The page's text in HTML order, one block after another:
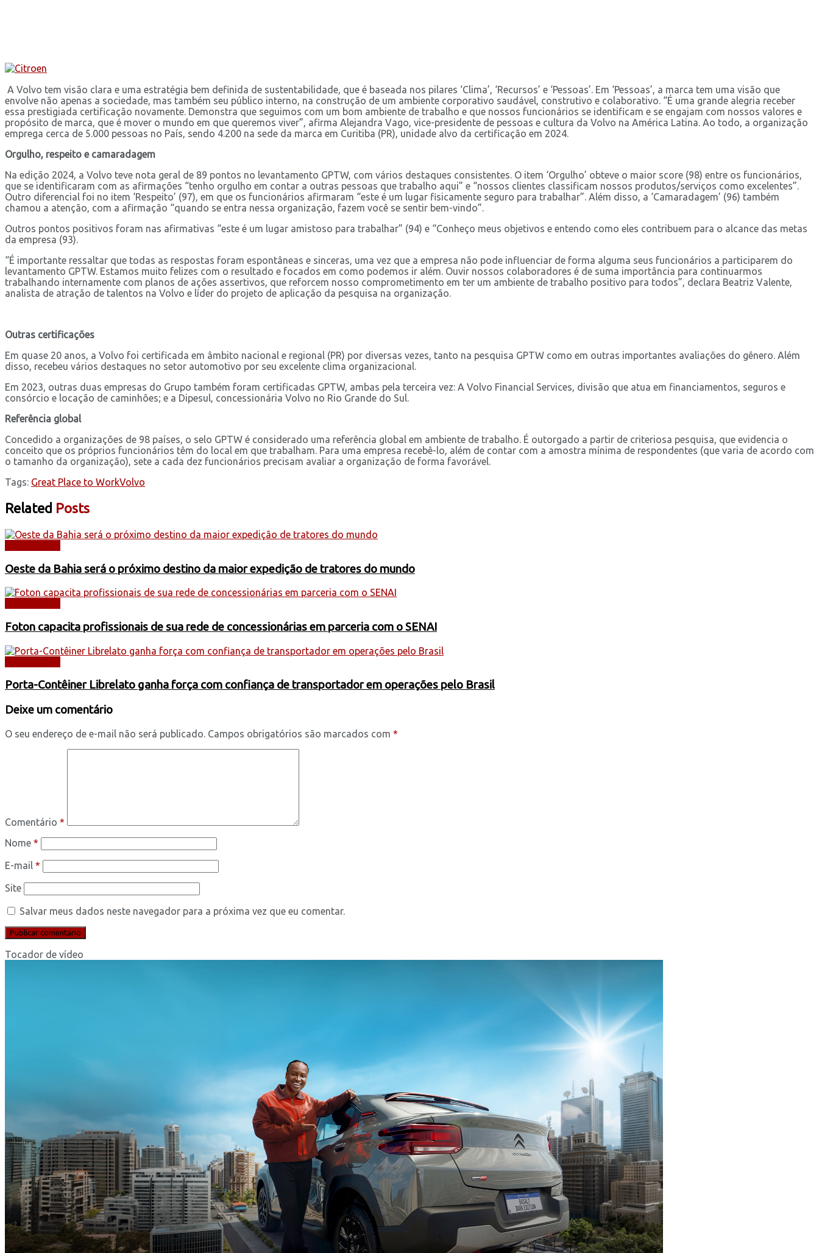
A Volvo tem visão clara e uma estratégia bem definida de sustentabilidade, que é baseada nos pilares ‘Clima’, ‘Recursos’ e ‘Pessoas’. Em ‘Pessoas’, a marca tem uma visão que
envolve não apenas a sociedade, mas também seu público interno, na construção de um ambiente corporativo saudável, construtivo e colaborativo. “É uma grande alegria receber
essa prestigiada certificação novamente. Demonstra que seguimos com um bom ambiente de trabalho e que nossos funcionários se identificam e se engajam com nossos valores e
propósito de marca, que é mover o mundo em que queremos viver”, afirma Alejandra Vago, vice-presidente de pessoas e cultura da Volvo na América Latina. Ao todo, a organização
emprega cerca de 5.000 pessoas no País, sendo 4.200 na sede da marca em Curitiba (PR), unidade alvo da certificação em 2024.
Orgulho, respeito e camaradagem
Na edição 2024, a Volvo teve nota geral de 89 pontos no levantamento GPTW, com vários destaques consistentes. O item ‘Orgulho’ obteve o maior score (98) entre os funcionários,
que se identificaram com as afirmações “tenho orgulho em contar a outras pessoas que trabalho aqui” e “nossos clientes classificam nossos produtos/serviços como excelentes”.
Outro diferencial foi no item ‘Respeito’ (97), em que os funcionários afirmaram “este é um lugar fisicamente seguro para trabalhar”. Além disso, a ‘Camaradagem’ (96) também
chamou a atenção, com a afirmação “quando se entra nessa organização, fazem você se sentir bem-vindo”.
Outros pontos positivos foram nas afirmativas “este é um lugar amistoso para trabalhar” (94) e “Conheço meus objetivos e entendo como eles contribuem para o alcance das metas
da empresa (93).
“É importante ressaltar que todas as respostas foram espontâneas e sinceras, uma vez que a empresa não pode influenciar de forma alguma seus funcionários a participarem do
levantamento GPTW. Estamos muito felizes com o resultado e focados em como podemos ir além. Ouvir nossos colaboradores é de suma importância para continuarmos
trabalhando internamente com planos de ações assertivos, que reforcem nosso comprometimento em ter um ambiente de trabalho positivo para todos”, declara Beatriz Valente,
analista de atração de talentos na Volvo e líder do projeto de aplicação da pesquisa na organização.
Outras certificações
Em quase 20 anos, a Volvo foi certificada em âmbito nacional e regional (PR) por diversas vezes, tanto na pesquisa GPTW como em outras importantes avaliações do gênero. Além
disso, recebeu vários destaques no setor automotivo por seu excelente clima organizacional.
Em 2023, outras duas empresas do Grupo também foram certificadas GPTW, ambas pela terceira vez: A Volvo Financial Services, divisão que atua em financiamentos, seguros e
consórcio e locação de caminhões; e a Dipesul, concessionária Volvo no Rio Grande do Sul.
Referência global
Concedido a organizações de 98 países, o selo GPTW é considerado uma referência global em ambiente de trabalho. É outorgado a partir de criteriosa pesquisa, que evidencia o
conceito que os próprios funcionários têm do local em que trabalham. Para uma empresa recebê-lo, além de contar com a amostra mínima de respondentes (que varia de acordo com
o tamanho da organização), sete a cada dez funcionários precisam avaliar a organização de forma favorável.
Tags: Great Place to WorkVolvo
Related Posts
Oeste da Bahia será o próximo destino da maior expedição de tratores do mundo
Foton capacita profissionais de sua rede de concessionárias em parceria com o SENAI
Porta-Contêiner Librelato ganha força com confiança de transportador em operações pelo Brasil
Deixe um comentário
O seu endereço de e-mail não será publicado. Campos obrigatórios são marcados com *
Comentário *
Nome *
E-mail *
Site
Salvar meus dados neste navegador para a próxima vez que eu comentar.
Tocador de vídeo